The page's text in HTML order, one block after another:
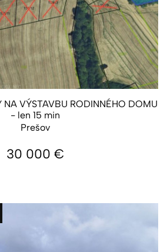
VÝSTAVBU RODINNÉHO DOMU
- len 15 min
Prešov
30 000 €